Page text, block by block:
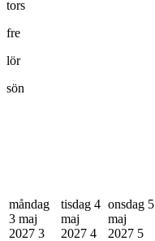
tors
fre
lör
sön
måndag
3 maj
2027 3
tisdag 4
maj
2027 4
onsdag 5
maj
2027 5